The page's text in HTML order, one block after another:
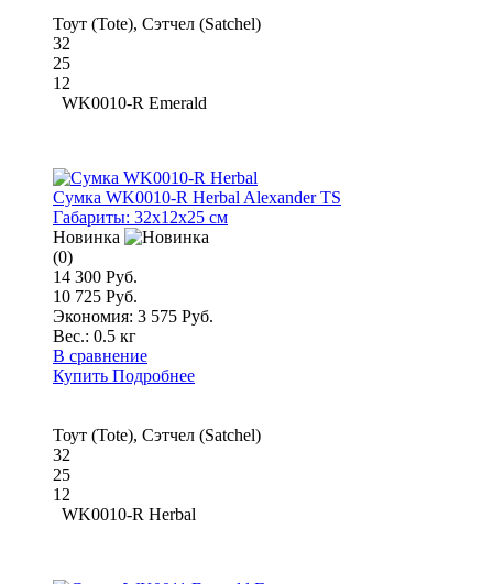
Тоут (Tote), Сэтчел (Satchel)
32
25
12
WK0010-R Emerald
Сумка WK0010-R Herbal Alexander TS
Габариты: 32x12x25 см
Новинка
(0)
14 300 Руб.
10 725 Руб.
Экономия: 3 575 Руб.
Вес.: 0.5 кг
В сравнение
Купить Подробнее
Тоут (Tote), Сэтчел (Satchel)
32
25
12
WK0010-R Herbal